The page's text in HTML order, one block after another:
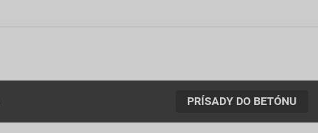
PRÍSADY DO BETÓNU